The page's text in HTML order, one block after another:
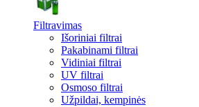
Filtravimas
Išoriniai filtrai
Pakabinami filtrai
Vidiniai filtrai
UV filtrai
Osmoso filtrai
Užpildai, kempinės